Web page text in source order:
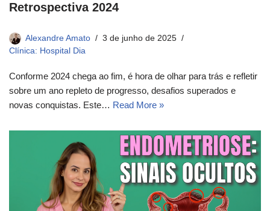
Retrospectiva 2024
Alexandre Amato
3 de junho de 2025
Clínica: Hospital Dia
Conforme 2024 chega ao fim, é hora de olhar para trás e refletir
sobre um ano repleto de progresso, desafios superados e
novas conquistas. Este… Read More »